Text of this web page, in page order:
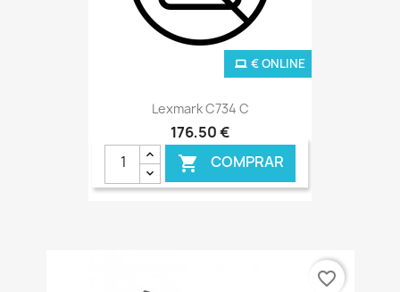
Lexmark C734 C
176,50 €
 COMPRAR
€ ONLINE
favorite_border